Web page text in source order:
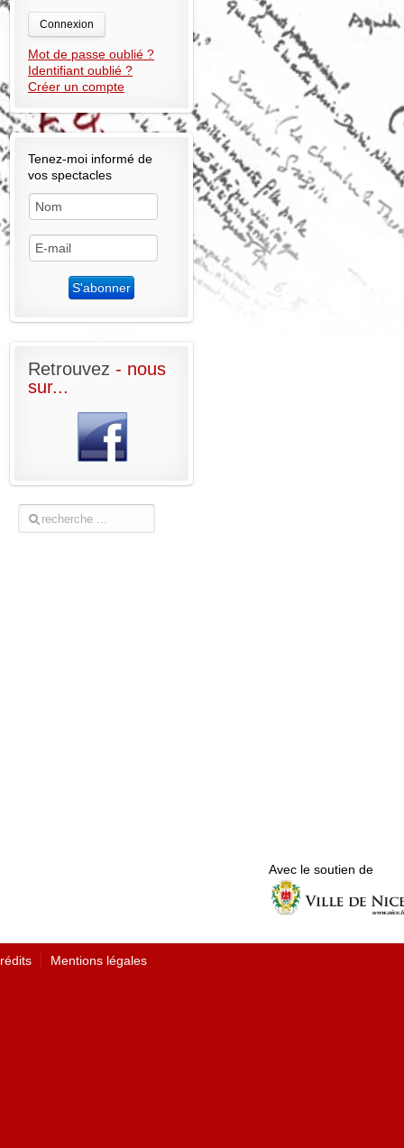
Connexion
Mot de passe oublié ?
Identifiant oublié ?
Créer un compte
Tenez-moi informé de
vos spectacles
Retrouvez - nous
sur...
Avec le soutien de
Mentions légales